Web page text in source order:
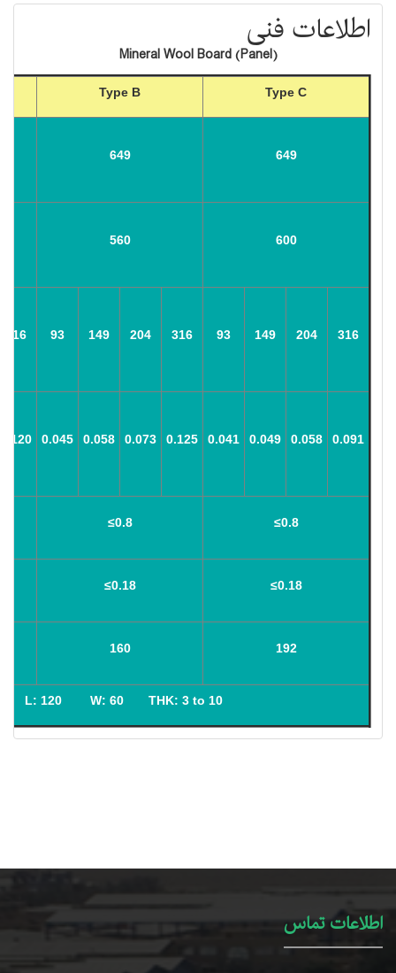
اطلاعات فنی
(Mineral Wool Board (Panel
Type B Type C
649 649
560 600
316 93 149 204 316 93 149 204 316
0.120 0.045 0.058 0.073 0.125 0.041 0.049 0.058 0.091
≤0.8 ≤0.8
≤0.18 ≤0.18
160 192
L: 120 W: 60 THK: 3 to 10
اطلاعات تماس